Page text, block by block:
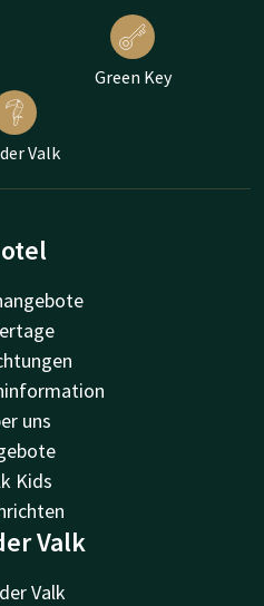
Green Key
Valk
uns
Kids
Valk
Valk